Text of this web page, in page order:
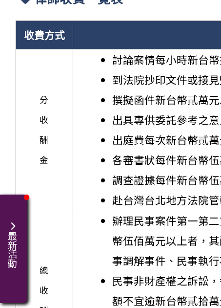
收費方式
分
收
酬
金
討論案情每小時新台
到法院抄印文件或接
撰擬函件新台幣貳萬元
出具專供委託參考之
出庭費每次新台幣貳萬
各審書狀每件新台幣伍
調查證據每件新台幣伍
赴台灣台北地方法院
總
收
辦理民事案件第一第
幣伍佰萬元以上者，
事調解事件、民事執
民事非財產權之訴訟
額不宜逾新台幣貳拾萬
最新活動